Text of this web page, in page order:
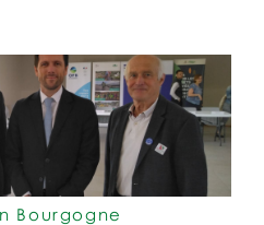
Bourgogne